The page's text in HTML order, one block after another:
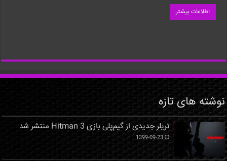
اطلاعات بیشتر
نوشته های تازه
تریلر جدیدی از گیم‌پلی بازی Hitman 3 منتشر شد
1399-09-23